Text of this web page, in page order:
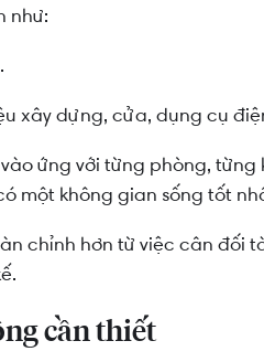
như:
xây dựng, cửa, dụng cụ
ứng với từng phòng, từng
một không gian sống tốt
chỉnh hơn từ việc cân đối
cần thiết